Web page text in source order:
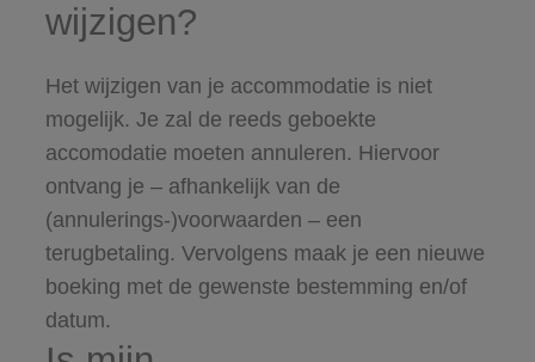
wijzigen?
Het wijzigen van je accommodatie is niet
mogelijk. Je zal de reeds geboekte
accomodatie moeten annuleren. Hiervoor
ontvang je – afhankelijk van de
(annulerings-)voorwaarden – een
terugbetaling. Vervolgens maak je een nieuwe
boeking met de gewenste bestemming en/of
datum.